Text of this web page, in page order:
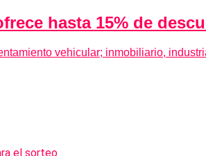
hasta 15% de
vehicular; inmobiliario,